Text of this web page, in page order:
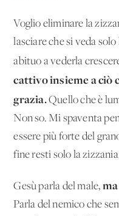
Voglio eliminare la
lasciare che si veda
abituo a vederla
cattivo insieme a ciò
grazia.Quello che è
Non so. Mi spaventa
essere più forte del
fine resti solo la
Gesù parla del male,
Parla del nemico che